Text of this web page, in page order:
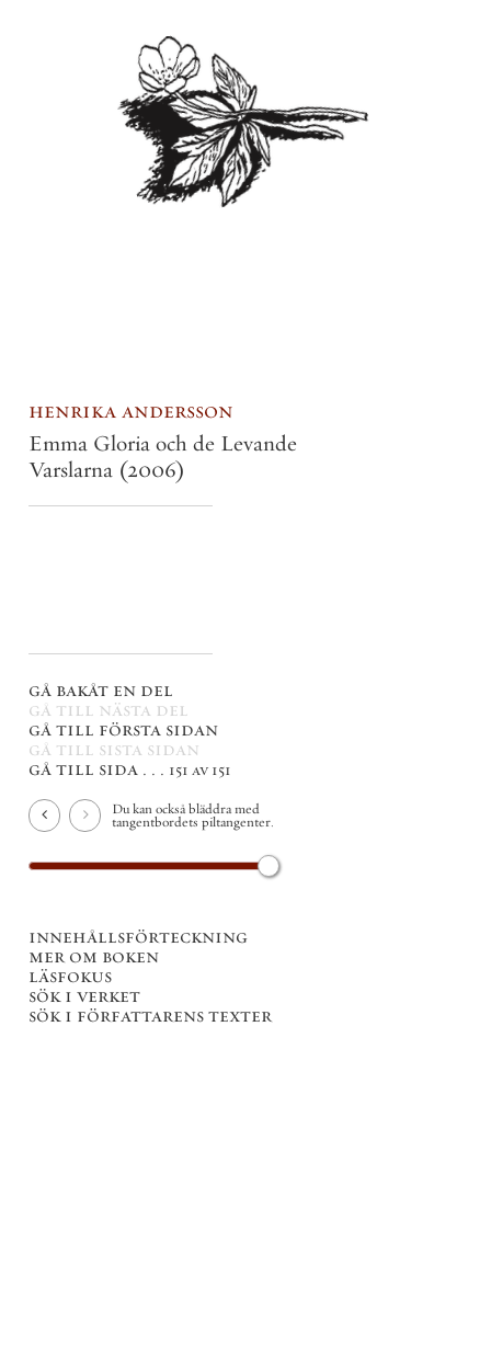
henrika andersson
Emma Gloria och de Levande
Varslarna (2006)
gå bakåt en del
gå till nästa del
gå till första sidan
gå till sista sidan
gå till sida . . . 151 av 151
Du kan också bläddra med
tangentbordets piltangenter.
innehållsförteckning
mer om boken
läsfokus
sök i verket
sök i författarens texter